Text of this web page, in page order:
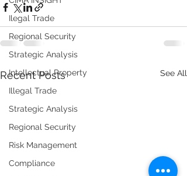
Ilegal Trade
Regional Security
Strategic Analysis
Intellectual Property
Illegal Trade
Strategic Analysis
Regional Security
Risk Management
Compliance
Recent Posts See All